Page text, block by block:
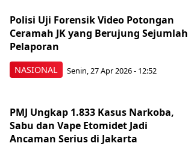
NASIONAL
Polisi Uji Forensik Video Potongan
Ceramah JK yang Berujung Sejumlah
Pelaporan
Senin, 27 Apr 2026 - 12:52
PMJ Ungkap 1.833 Kasus Narkoba,
Sabu dan Vape Etomidet Jadi
Ancaman Serius di Jakarta